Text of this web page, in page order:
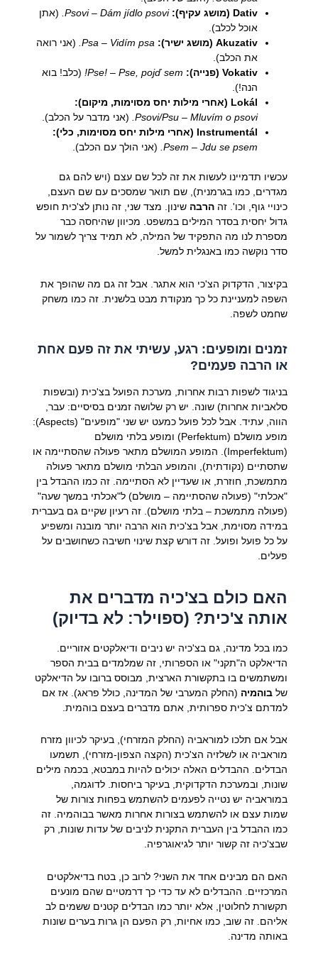
Dativ (מושג עקיף):
Psovi–Dám jídlo psovi.
(אתן
אוכל לכלב).
Akuzativ (מושג ישיר):
Psa – Vidím psa.
(אני רואה
את הכלב).
Vokativ (פנייה):
Pse! –Pse, pojď sem!
(כלב! בוא
הנה!).
Lokál (אחרי מילות יחס מסוימות, מיקום):
Psovi/Psu –Mluvím o psovi.
(אני מדבר על הכלב).
Instrumentál (אחרי מילות יחס מסוימות, כלי):
Psem –Jdu se psem. (אני הולך עם הכלב).
עכשיו תדמיינו לעשות את זה לכל שם עצם (ויש להם גם
מגדרים, כמו בגרמנית), שם תואר שמסכים עם שם העצם,
כינויי גוף, וכו'. זה הרבה שינון. מצד שני, זה נותן לצ'כית חופש
גדול יחסית בסדר המילים במשפט. מכיוון שהיחסה כבר
מספרת לנו מה התפקיד של המילה, לא תמיד צריך לשמור על
סדר נוקשה כמו באנגלית למשל.
בקיצור, הדקדוק הצ'כי הוא אתגר. אבל זה גם מה שהופך את
השפה למעניינת כל כך מנקודת מבט בלשנית. זה כמו משחק
שחמט לשפה.
זמנים ומופעים: רגע, עשיתי את זה פעם אחת
או הרבה פעמים?
בניגוד לשפות רבות אחרות, מערכת הפועל בצ'כית (ובשפות
סלאביות אחרות) שונה. יש רק שלושה זמנים בסיסיים: עבר,
הווה, עתיד. אבל לכל פועל כמעט יש שני "מופעים" (Aspects):
מופע מושלם (Perfektum) ומופע בלתי מושלם
(Imperfektum). המופע המושלם מתאר פעולה שהסתיימה או
שתסתיים (נקודתית), והמופע הבלתי מושלם מתאר פעולה
מתמשכת, חוזרת, או שעדיין לא הסתיימה. זה כמו ההבדל בין
"אכלתי" (פעולה שהסתיימה – מושלם) ל"אכלתי במשך שעה"
(פעולה מתמשכת – בלתי מושלם). זה רעיון שקיים גם בעברית
במידה מסוימת, אבל בצ'כית הוא הרבה יותר מובנה ומשפיע
על כל פועל ופועל. זה דורש קצת שינוי חשיבה כשחושבים על
פעלים.
האם כולם בצ'כיה מדברים את
אותה צ'כית? (ספוילר: לא בדיוק)
כמו בכל מדינה, גם בצ'כיה יש ניבים ודיאלקטים אזוריים.
הדיאלקט ה"תקני" או הספרותי, זה שמלמדים בבית הספר
ומשתמשים בו בתקשורת הארצית, מבוסס ברובו על הדיאלקט
של בוהמיה (החלק המערבי של המדינה, כולל פראג). אז אם
למדתם צ'כית ספרותית, אתם מדברים בעצם בוהמית.
אבל אם תלכו למוראביה (החלק המזרחי), בעיקר לכיוון מזרח
מוראביה או לשלזיה הצ'כית (הקצה הצפון-מזרחי), תשמעו
הבדלים. ההבדלים האלה יכולים להיות במבטא, בכמה מילים
שונות, ובמערכת הדקדוקית, בעיקר ביחסות. לדוגמה,
במוראביה יש נטייה לפעמים להשתמש בפחות צורות של
שמות עצם או להשתמש בצורות אחרות מאשר בבוהמיה. זה
כמו ההבדל בין העברית התקנית לניבים של עדות שונות, רק
שבצ'כיה זה קשור יותר לגיאוגרפיה.
האם הם מבינים אחד את השני? לרוב כן, בטח בדיאלקטים
המרכזיים. ההבדלים לא עד כדי כך דרמטיים שהם מונעים
תקשורת לחלוטין, אלא יותר כמו הבדלים קטנים ששמים לב
אליהם. זה שוב, כמו אחיות, רק הפעם הן גרות בערים שונות
באותה מדינה.